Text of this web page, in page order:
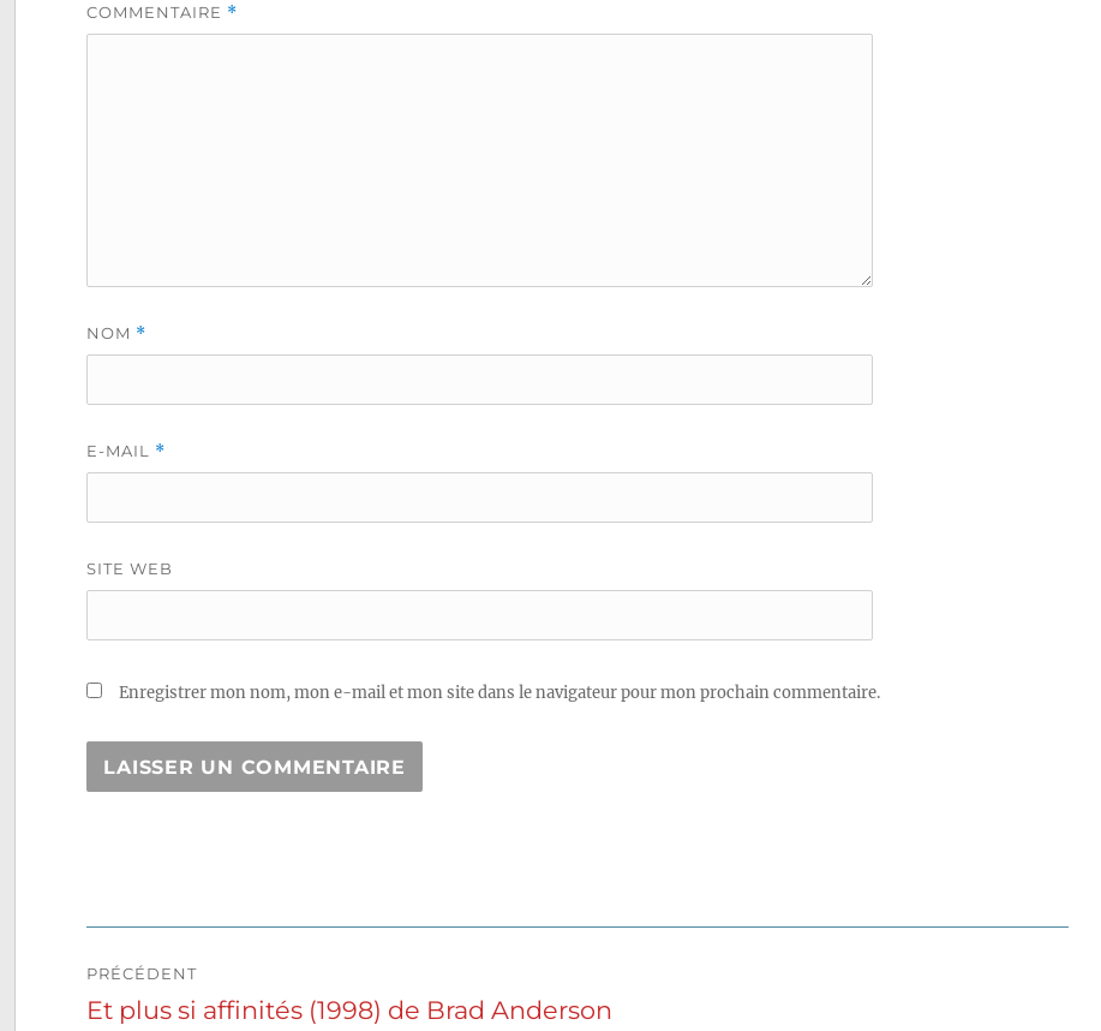
COMMENTAIRE *
NOM *
E-MAIL *
SITE WEB
Enregistrer mon nom, mon e-mail et mon site dans le navigateur pour mon prochain commentaire.
de
PRÉCÉDENT
Publication
Et plus si affinités (1998) de Brad Anderson